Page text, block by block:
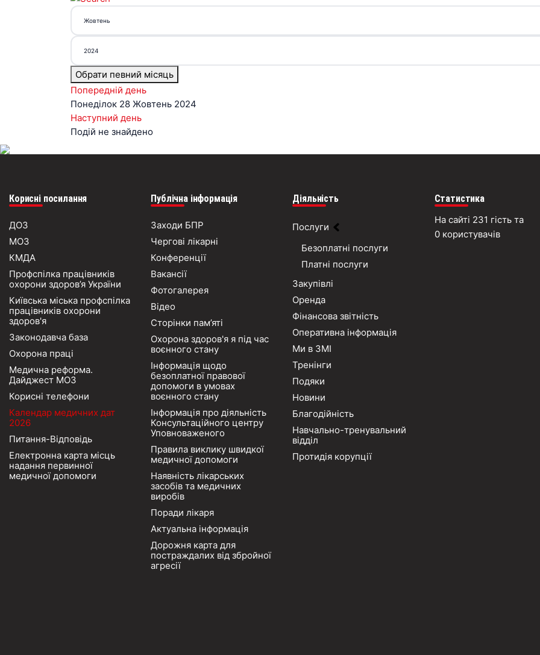
Обрати певний місяць
Попередній день
Понеділок 28 Жовтень 2024
Наступний день
Подій не знайдено
Корисні посилання
ДОЗ
МОЗ
КМДА
Профспілка працівників
охорони здоров’я України
Київська міська профспілка
працівників охорони
здоров'я
Законодавча база
Охорона праці
Медична реформа.
Дайджест МОЗ
Корисні телефони
Календар медичних дат
2026
Питання-Відповідь
Електронна карта місць
надання первинної
медичної допомоги
Публічна інформація
Заходи БПР
Чергові лікарні
Конференції
Вакансії
Фотогалерея
Відео
Сторінки пам’яті
Охорона здоров'я я під час
воєнного стану
Інформація щодо
безоплатної правової
допомоги в умовах
воєнного стану
Інформація про діяльність
Консультаційного центру
Уповноваженого
Правила виклику швидкої
медичної допомоги
Наявність лікарських
засобів та медичних
виробів
Поради лікаря
Актуальна інформація
Дорожня карта для
постраждалих від збройної
агресії
Діяльність
Послуги
Безоплатні послуги
Платні послуги
Закупівлі
Оренда
Фінансова звітність
Оперативна інформація
Ми в ЗМІ
Тренінги
Подяки
Новини
Благодійність
Навчально-тренувальний
відділ
Протидія корупції
Статистика
На сайті 231 гість та
0 користувачів